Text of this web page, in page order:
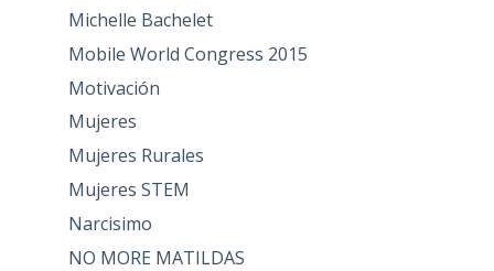
Michelle Bachelet
Mobile World Congress 2015
Motivación
Mujeres
Mujeres Rurales
Mujeres STEM
Narcisimo
NO MORE MATILDAS